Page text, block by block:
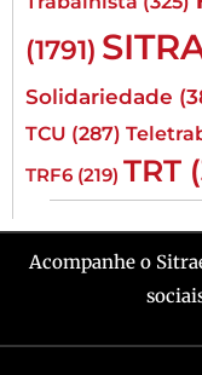
(1791)
Solidariedade
TCU (287)
TRF6 (219) TRT
Acompanhe o